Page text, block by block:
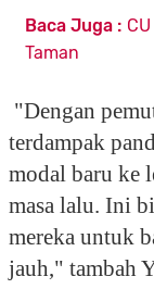
Baca Juga :
Taman
"Dengan
terdampak
modal baru ke
masa lalu. Ini
mereka untuk
jauh," tambah